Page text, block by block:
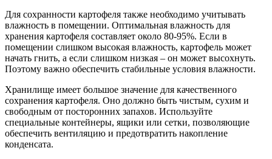
Для сохранности картофеля также необходимо учитывать
влажность в помещении. Оптимальная влажность для
хранения картофеля составляет около 80-95%. Если в
помещении слишком высокая влажность, картофель может
начать гнить, а если слишком низкая – он может высохнуть.
Поэтому важно обеспечить стабильные условия влажности.
Хранилище имеет большое значение для качественного
сохранения картофеля. Оно должно быть чистым, сухим и
свободным от посторонних запахов. Используйте
специальные контейнеры, ящики или сетки, позволяющие
обеспечить вентиляцию и предотвратить накопление
конденсата.